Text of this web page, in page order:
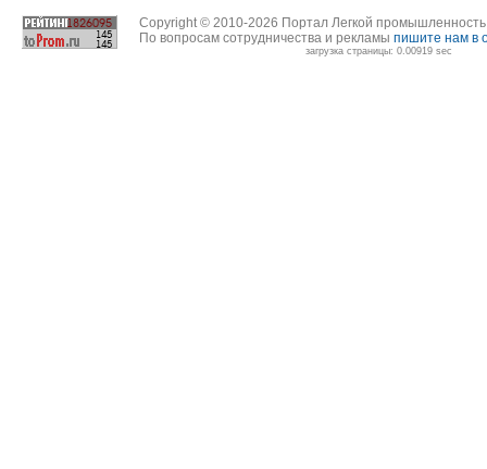
Copyright © 2010-2026 Портал Легкой
По вопросам сотрудничества и рекламы пишите нам в
загрузка страницы: 0.00919 sec